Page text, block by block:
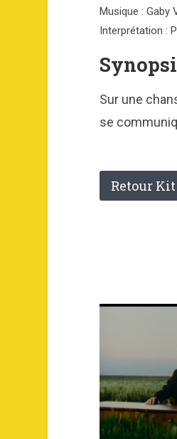
Musique : Gaby
Interprétation :
Sur une
se
Retour